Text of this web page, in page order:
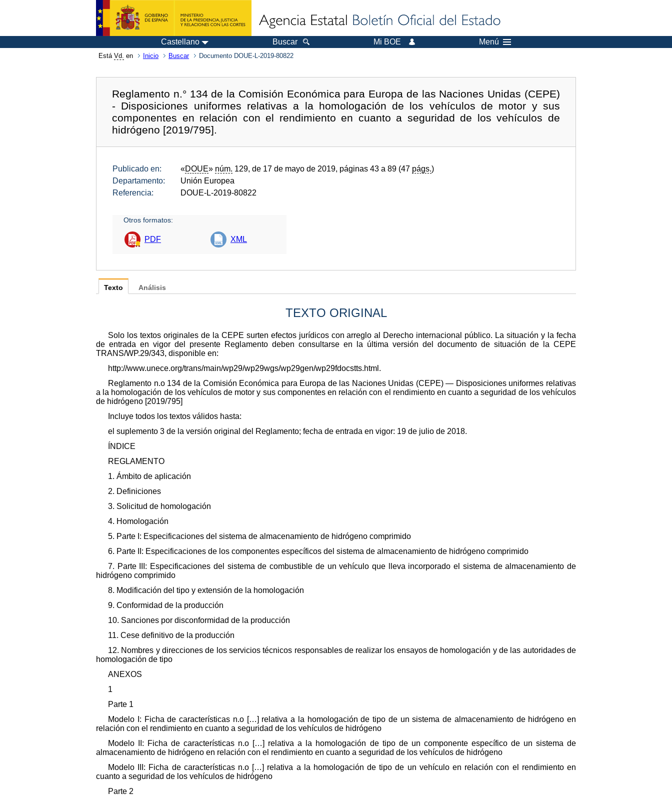
Castellano Buscar Mi BOE Menú
Está Vd. en Inicio Buscar Documento DOUE-L-2019-80822
Reglamento n.° 134 de la Comisión Económica para Europa de las Naciones Unidas (CEPE)
- Disposiciones uniformes relativas a la homologación de los vehículos de motor y sus
componentes en relación con el rendimiento en cuanto a seguridad de los vehículos de
hidrógeno [2019/795].
Publicado en: «DOUE» núm. 129, de 17 de mayo de 2019, páginas 43 a 89 (47 págs.)
Departamento:
Unión Europea
Referencia:
DOUE-L-2019-80822
Otros formatos:
PDF XML
Texto
TEXTO ORIGINAL
Solo los textos originales de la CEPE surten efectos jurídicos con arreglo al Derecho internacional público. La situación y la fecha
de entrada en vigor del presente Reglamento deben consultarse en la última versión del documento de situación de la CEPE
TRANS/WP.29/343, disponible en:
http://www.unece.org/trans/main/wp29/wp29wgs/wp29gen/wp29fdocstts.html.
Reglamento n.o 134 de la Comisión Económica para Europa de las Naciones Unidas (CEPE) — Disposiciones uniformes relativas
a la homologación de los vehículos de motor y sus componentes en relación con el rendimiento en cuanto a seguridad de los vehículos
de hidrógeno [2019/795]
Incluye todos los textos válidos hasta:
el suplemento 3 de la versión original del Reglamento; fecha de entrada en vigor: 19 de julio de 2018.
ÍNDICE
REGLAMENTO
1. Ámbito de aplicación
2. Definiciones
3. Solicitud de homologación
4. Homologación
5. Parte I: Especificaciones del sistema de almacenamiento de hidrógeno comprimido
6. Parte II: Especificaciones de los componentes específicos del sistema de almacenamiento de hidrógeno comprimido
7. Parte III: Especificaciones del sistema de combustible de un vehículo que lleva incorporado el sistema de almacenamiento de
hidrógeno comprimido
8. Modificación del tipo y extensión de la homologación
9. Conformidad de la producción
10. Sanciones por disconformidad de la producción
11. Cese definitivo de la producción
12. Nombres y direcciones de los servicios técnicos responsables de realizar los ensayos de homologación y de las autoridades de
homologación de tipo
ANEXOS
1
Parte 1
Modelo I: Ficha de características n.o […] relativa a la homologación de tipo de un sistema de almacenamiento de hidrógeno en
relación con el rendimiento en cuanto a seguridad de los vehículos de hidrógeno
Modelo II: Ficha de características n.o […] relativa a la homologación de tipo de un componente específico de un sistema de
almacenamiento de hidrógeno en relación con el rendimiento en cuanto a seguridad de los vehículos de hidrógeno
Modelo III: Ficha de características n.o […] relativa a la homologación de tipo de un vehículo en relación con el rendimiento en
cuanto a seguridad de los vehículos de hidrógeno
Parte 2
Análisis